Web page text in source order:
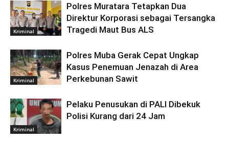
Kriminal
Polres Muratara Tetapkan Dua
Direktur Korporasi sebagai Tersangka
Tragedi Maut Bus ALS
Kriminal
Polres Muba Gerak Cepat Ungkap
Kasus Penemuan Jenazah di Area
Perkebunan Sawit
Kriminal
Pelaku Penusukan di PALI Dibekuk
Polisi Kurang dari 24 Jam